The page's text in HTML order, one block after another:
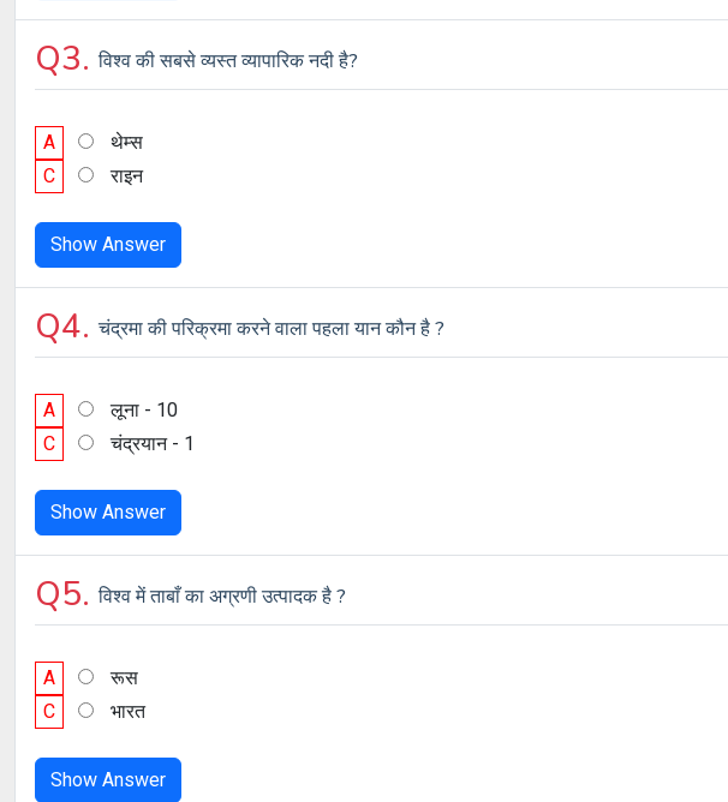
Q3.विश्व की सबसे व्यस्त व्यापारिक नदी है?
A थेम्स
C
राइन
Show Answer
Q4.चंद्रमा की परिक्रमा करने वाला पहला यान कौन है ?
A लूना - 10
C
चंद्रयान - 1
Show Answer
Q5.विश्व में ताबाँ का अग्रणी उत्पादक है ?
A रूस
C
भारत
Show Answer